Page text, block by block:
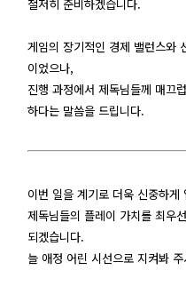
철저히 준비하겠습니다.
게임의 장기적인 경제 밸런스와
이었으나,
진행 과정에서 제독님들께 매끄
하다는 말씀을 드립니다.
이번 일을 계기로 더욱 신중하게
제독님들의 플레이 가치를 최우
되겠습니다.
늘 애정 어린 시선으로 지켜봐